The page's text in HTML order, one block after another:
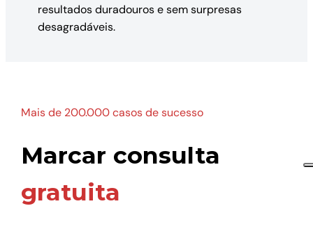
resultados duradouros e sem surpresas
desagradáveis.
Mais de 200.000 casos de sucesso
Marcar consulta
gratuita